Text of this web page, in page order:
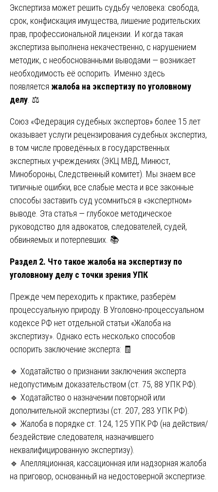
Экспертиза может решить судьбу человека: свобода,
срок, конфискация имущества, лишение родительских
прав, профессиональной лицензии. И когда такая
экспертиза выполнена некачественно, с нарушением
методик, с необоснованными выводами — возникает
необходимость её оспорить. Именно здесь
появляется жалоба на экспертизу по уголовному
делу . ⚖️
Союз «Федерация судебных экспертов» более 15 лет
оказывает услуги рецензирования судебных экспертиз,
в том числе проведённых в государственных
экспертных учреждениях (ЭКЦ МВД, Минюст,
Минобороны, Следственный комитет). Мы знаем все
типичные ошибки, все слабые места и все законные
способы заставить суд усомниться в «экспертном»
выводе. Эта статья — глубокое методическое
руководство для адвокатов, следователей, судей,
обвиняемых и потерпевших. 📚
Раздел 2. Что такое жалоба на экспертизу по
уголовному делу с точки зрения УПК
Прежде чем переходить к практике, разберём
процессуальную природу. В Уголовно-процессуальном
кодексе РФ нет отдельной статьи «Жалоба на
экспертизу». Однако есть несколько способов
оспорить заключение эксперта: 🧾
🔹 Ходатайство о признании заключения эксперта
недопустимым доказательством (ст. 75, 88 УПК РФ).
🔹 Ходатайство о назначении повторной или
дополнительной экспертизы (ст. 207, 283 УПК РФ).
🔹 Жалоба в порядке ст. 124, 125 УПК РФ (на действия/
бездействие следователя, назначившего
неквалифицированную экспертизу).
🔹 Апелляционная, кассационная или надзорная жалоба
на приговор, основанный на недостоверной экспертизе.